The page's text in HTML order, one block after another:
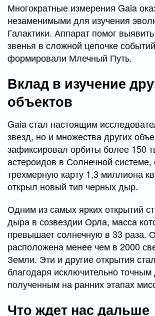
Многократные измерения Gaia
незаменимыми для изучения
Галактики. Аппарат помог
звенья в сложной цепочке
формировали Млечный Путь.
Вклад в изучение
объектов
Gaia стал настоящим
звезд, но и множества других
зафиксировал орбиты более 150
астероидов в Солнечной системе,
трехмерную карту 1,3 миллиона
открыл новый тип черных дыр.
Одним из самых ярких открытий
дыра в созвездии Орла, масса
превышает солнечную в 33 раза.
расположена менее чем в 2000
Земли. Эти и другие открытия
благодаря исключительно
полученным на ранних этапах
Что ждет нас дальше